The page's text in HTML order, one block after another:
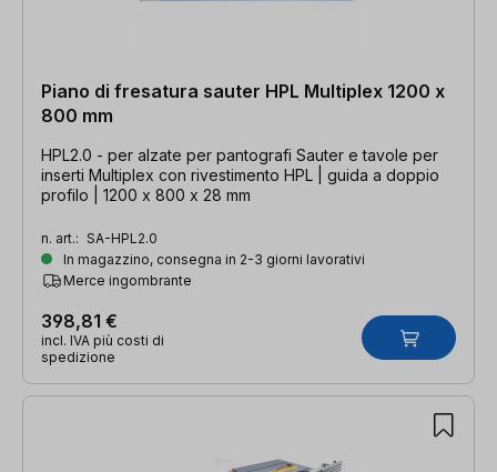
Piano di fresatura sauter HPL Multiplex 1200 x
800 mm
HPL2.0 - per alzate per pantografi Sauter e tavole per
inserti Multiplex con rivestimento HPL | guida a doppio
profilo | 1200 x 800 x 28 mm
n. art.: SA-HPL2.0
In magazzino, consegna in 2-3 giorni lavorativi
Merce ingombrante
398,81 €
incl. IVA più costi di
spedizione